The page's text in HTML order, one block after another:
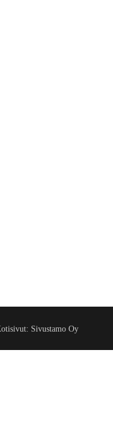
Sivustamo Oy